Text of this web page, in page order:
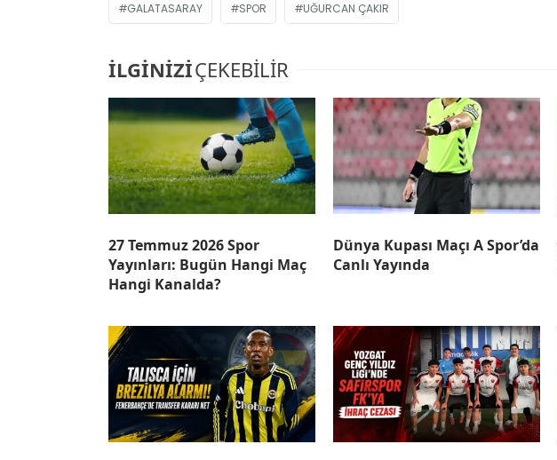
GALATASARAY SPOR UĞURCAN ÇAKIR
İLGİNİZİÇEKEBİLİR
27 Temmuz 2026 Spor
Yayınları: Bugün Hangi Maç
Hangi Kanalda?
Dünya Kupası Maçı A Spor’da
Canlı Yayında